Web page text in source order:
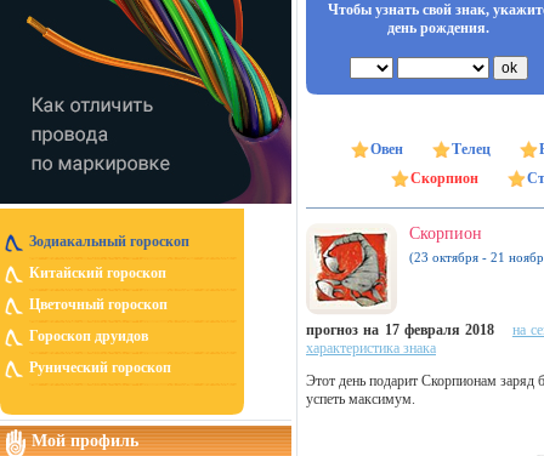
Зодиакальный гороскоп
Китайский гороскоп
Цветочный гороскоп
Гороскоп друидов
Рунический гороскоп
Мой профиль
Чтобы узнать свой знак,
день рождения.
Овен Телец
Скорпион
Скорпион
(23 октября - 21
прогноз на 17 февраля 2018
на
характеристика знака
Этот день подарит Скорпионам заряд
успеть максимум.